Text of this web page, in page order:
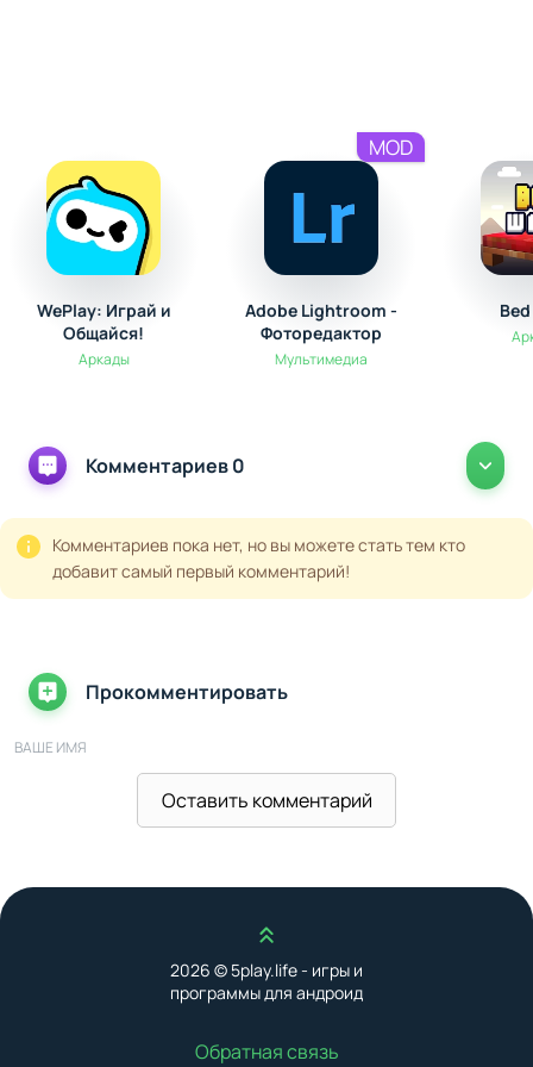
WePlay: Играй и
Общайся!
Аркады
Adobe Lightroom -
Фоторедактор
Мультимедиа
MOD
Комментариев 0
Комментариев пока нет, но вы можете стать тем кто
добавит самый первый комментарий!
Прокомментировать
ВАШЕ ИМЯ
Оставить комментарий
Наверх
2026 © 5play.life - игры и
программы для андроид
Обратная связь